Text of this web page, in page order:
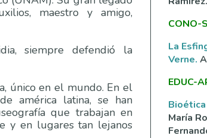
maestro y amigo,
siempre defendió la
único en el mundo. En el
américa latina, se han
que trabajan en
y en lugares tan lejanos
CONO-
La
Verne.
EDUC-
María